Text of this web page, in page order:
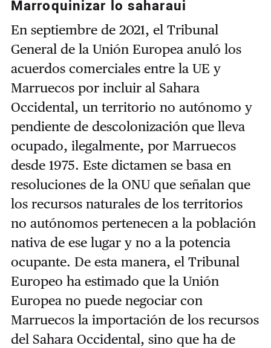
Marroquinizar lo saharaui
En septiembre de 2021, el Tribunal
General de la Unión Europea anuló los
acuerdos comerciales entre la UE y
Marruecos por incluir al Sahara
Occidental, un territorio no autónomo y
pendiente de descolonización que lleva
ocupado, ilegalmente, por Marruecos
desde 1975. Este dictamen se basa en
resoluciones de la ONU que señalan que
los recursos naturales de los territorios
no autónomos pertenecen a la población
nativa de ese lugar y no a la potencia
ocupante. De esta manera, el Tribunal
Europeo ha estimado que la Unión
Europea no puede negociar con
Marruecos la importación de los recursos
del Sahara Occidental, sino que ha de